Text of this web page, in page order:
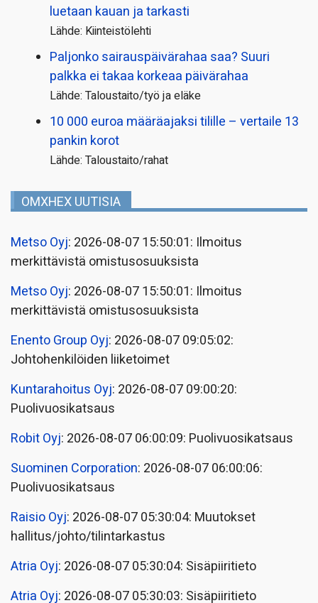
luetaan kauan ja tarkasti
Lähde: Kiinteistölehti
Paljonko sairauspäivä­rahaa saa? Suuri
palkka ei takaa korkeaa päivärahaa
Lähde: Taloustaito/työ ja eläke
10 000 euroa määräajaksi tilille – vertaile 13
pankin korot
Lähde: Taloustaito/rahat
OMXHEX UUTISIA
Metso Oyj: 2026-08-07 15:50:01: Ilmoitus
merkittävistä omistusosuuksista
Metso Oyj: 2026-08-07 15:50:01: Ilmoitus
merkittävistä omistusosuuksista
Enento Group Oyj: 2026-08-07 09:05:02:
Johtohenkilöiden liiketoimet
Kuntarahoitus Oyj: 2026-08-07 09:00:20:
Puolivuosikatsaus
Robit Oyj: 2026-08-07 06:00:09: Puolivuosikatsaus
Suominen Corporation: 2026-08-07 06:00:06:
Puolivuosikatsaus
Raisio Oyj: 2026-08-07 05:30:04: Muutokset
hallitus/johto/tilintarkastus
Atria Oyj: 2026-08-07 05:30:04: Sisäpiiritieto
Atria Oyj: 2026-08-07 05:30:03: Sisäpiiritieto